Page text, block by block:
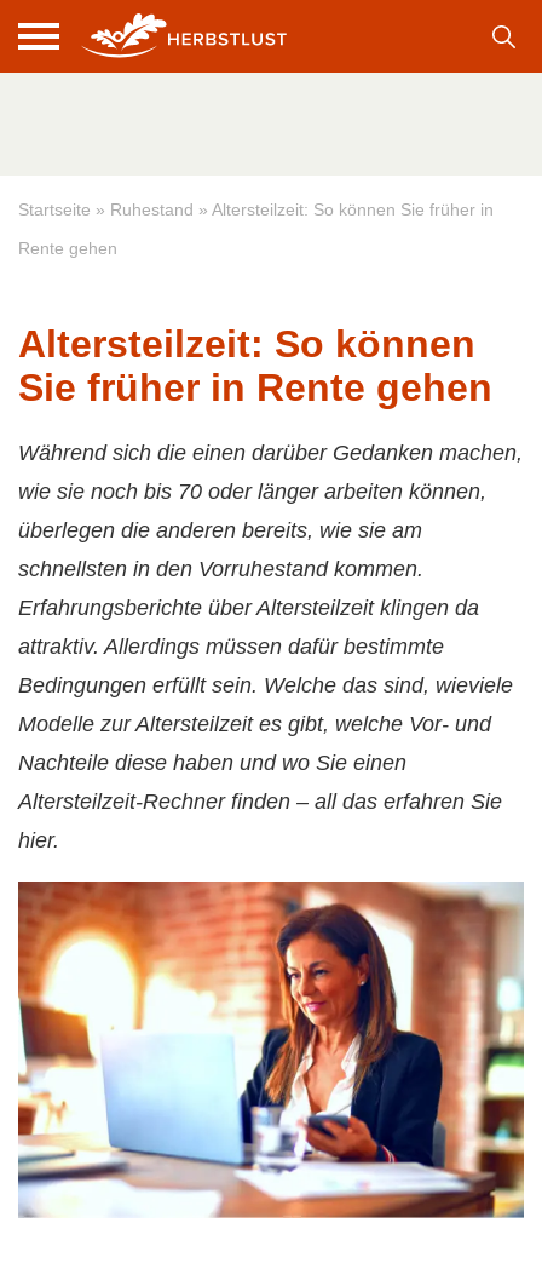
Startseite » Ruhestand » Altersteilzeit: So können Sie früher in
Rente gehen
Altersteilzeit: So können
Sie früher in Rente gehen
Während sich die einen darüber Gedanken machen,
wie sie noch bis 70 oder länger arbeiten können,
überlegen die anderen bereits, wie sie am
schnellsten in den Vorruhestand kommen.
Erfahrungsberichte über Altersteilzeit klingen da
attraktiv. Allerdings müssen dafür bestimmte
Bedingungen erfüllt sein. Welche das sind, wieviele
Modelle zur Altersteilzeit es gibt, welche Vor- und
Nachteile diese haben und wo Sie einen
Altersteilzeit-Rechner finden – all das erfahren Sie
hier.